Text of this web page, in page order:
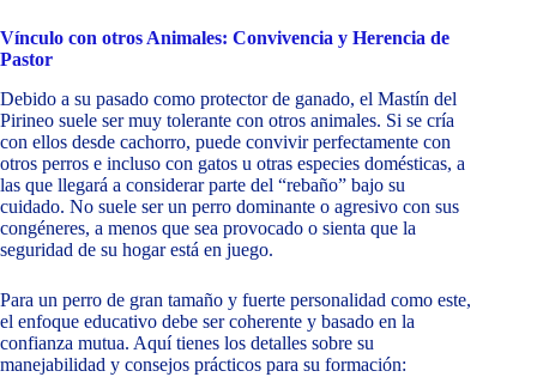
Vínculo con otros Animales: Convivencia y Herencia de
Pastor
Debido a su pasado como protector de ganado, el Mastín del
Pirineo suele ser muy tolerante con otros animales. Si se cría
con ellos desde cachorro, puede convivir perfectamente con
otros perros e incluso con gatos u otras especies domésticas, a
las que llegará a considerar parte del “rebaño” bajo su
cuidado. No suele ser un perro dominante o agresivo con sus
congéneres, a menos que sea provocado o sienta que la
seguridad de su hogar está en juego.
Para un perro de gran tamaño y fuerte personalidad como este,
el enfoque educativo debe ser coherente y basado en la
confianza mutua. Aquí tienes los detalles sobre su
manejabilidad y consejos prácticos para su formación: